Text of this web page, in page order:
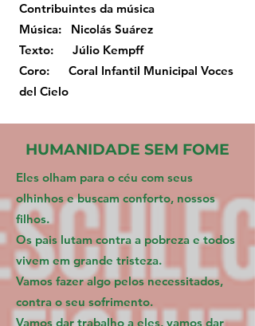
Contribuintes da música
Música: Nicolás Suárez
Texto: Júlio Kempff
Coro: Coral Infantil Municipal Voces
del Cielo
HUMANIDADE SEM FOME
Eles olham para o céu com seus
olhinhos e buscam conforto, nossos
filhos.
Os pais lutam contra a pobreza e todos
vivem em grande tristeza.
Vamos fazer algo pelos necessitados,
contra o seu sofrimento.
Vamos dar trabalho a eles, vamos dar